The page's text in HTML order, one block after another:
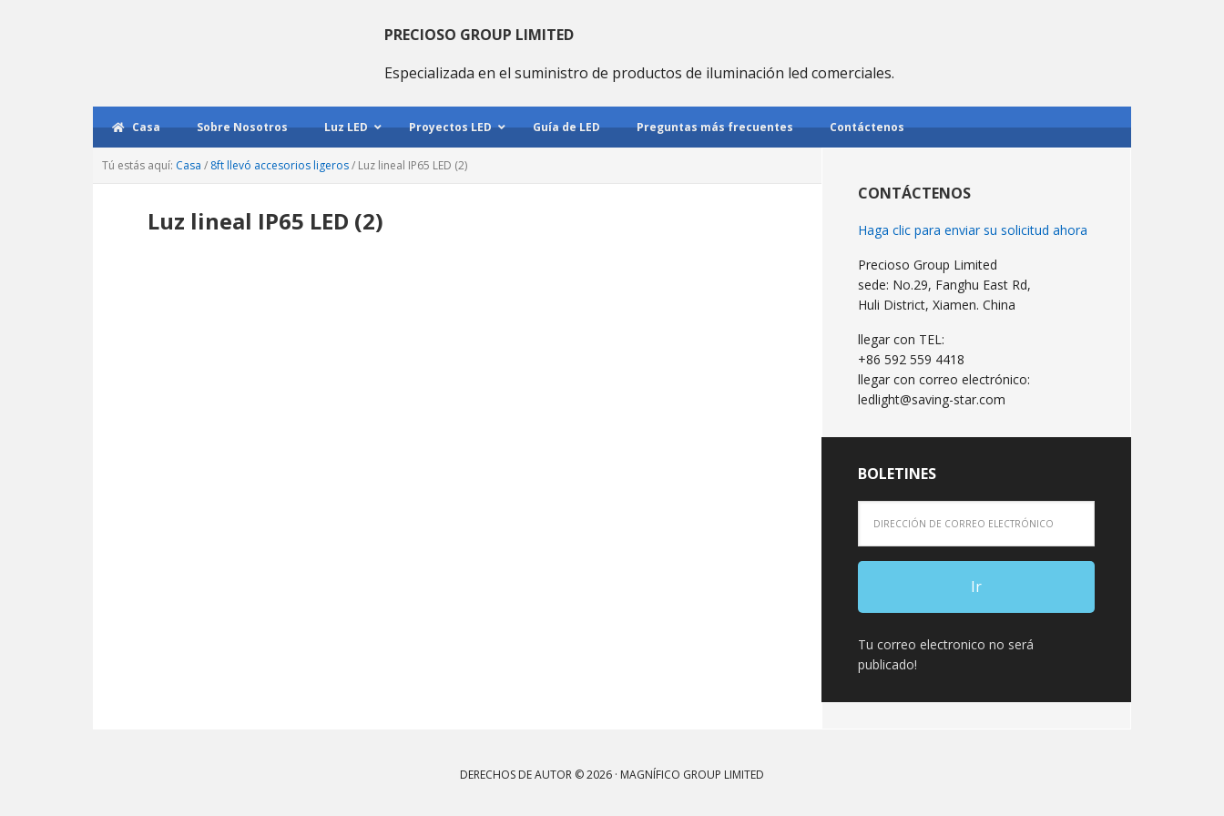
principal
lateral
primaria
PRECIOSO GROUP LIMITED
Especializada en el suministro de productos de iluminación led comerciales.
Casa Sobre Nosotros Luz LED Proyectos LED Guía de LED Preguntas más frecuentes Contáctenos
Tú estás aquí: Casa / 8ft llevó accesorios ligeros/ Luz lineal IP65 LED (2)
Luz lineal IP65 LED (2)
lateral
primaria
CONTÁCTENOS
Haga clic para enviar su solicitud ahora
Precioso Group Limited
sede: No.29, Fanghu East Rd,
Huli District, Xiamen. China
llegar con TEL:
+86 592 559 4418
llegar con correo electrónico:
ledlight@saving-star.com
BOLETINES
Tu correo electronico no será
publicado!
DERECHOS DE AUTOR © 2026 · MAGNÍFICO GROUP LIMITED